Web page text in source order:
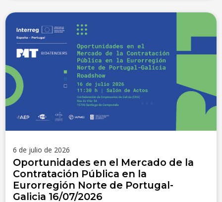
6 de julio de 2026
Oportunidades en el Mercado de la
Contratación Pública en la
Eurorregión Norte de Portugal-
Galicia 16/07/2026